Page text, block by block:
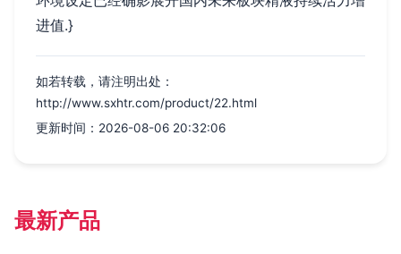
进值.}
如若转载，请注明出处：
http://www.sxhtr.com/product/22.html
更新时间：2026-08-06 20:32:06
最新产品